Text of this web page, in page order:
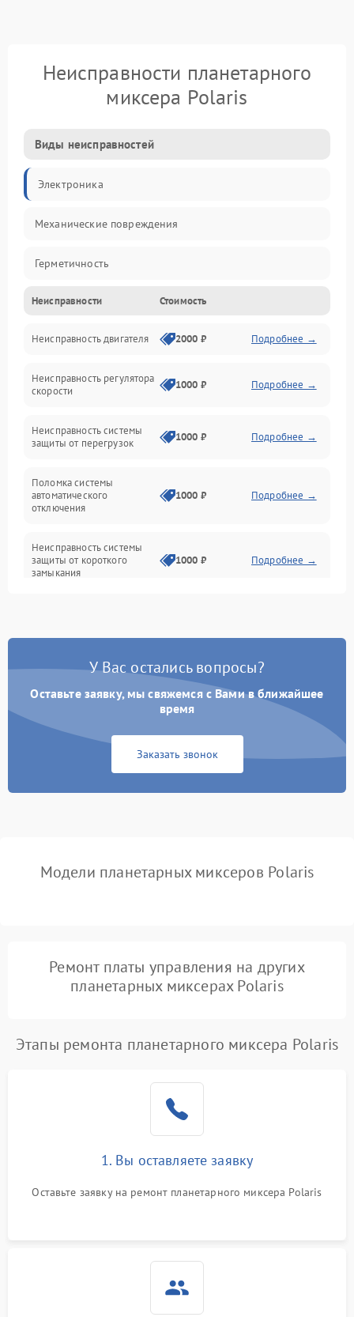
Неисправности планетарного
миксера Polaris
Виды неисправностей
Электроника
Механические повреждения
Герметичность
Механика
Электропитание
Привод
Неисправности Стоимость
Неисправность двигателя 2000 ₽ Подробнее →
Неисправность регулятора
скорости
1000 ₽ Подробнее →
Неисправность системы
защиты от перегрузок
1000 ₽ Подробнее →
Поломка системы
автоматического
отключения
1000 ₽ Подробнее →
Неисправность системы
защиты от короткого
замыкания
1000 ₽ Подробнее →
Неисправность системы
перенапряжения
1000 ₽ Подробнее →
Неисправность системы
защиты от замыкания
1000 ₽
защиты от перегрузок
У Вас остались вопросы?
Оставьте заявку, мы свяжемся с Вами в ближайшее
время
Заказать звонок
Модели планетарных миксеров Polaris
Ремонт платы управления на других
планетарных миксерах Polaris
Этапы ремонта планетарного миксера Polaris
1. Вы оставляете заявку
Оставьте заявку на ремонт планетарного миксера Polaris